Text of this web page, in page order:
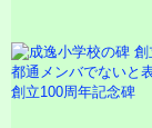
創立100周年記念碑